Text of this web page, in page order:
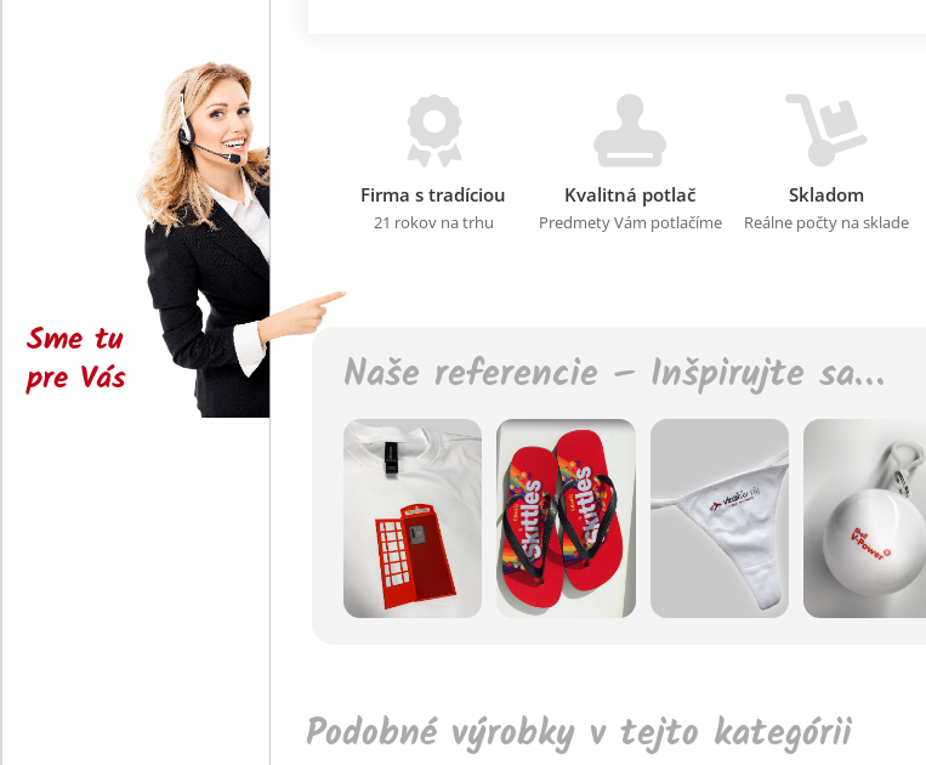
Sme tu
pre Vás
Firma s tradíciou
21 rokov na trhu
Kvalitná potlač
Predmety Vám potlačíme
Skladom
Reálne počty na sklade
Naše referencie – Inšpirujte sa…
Podobné výrobky v tejto kategórii